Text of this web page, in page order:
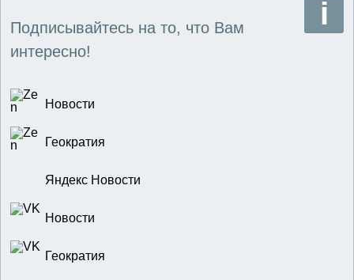
Подписывайтесь на то, что Вам
интересно!
Новости
Геократия
Яндекс Новости
Новости
Геократия